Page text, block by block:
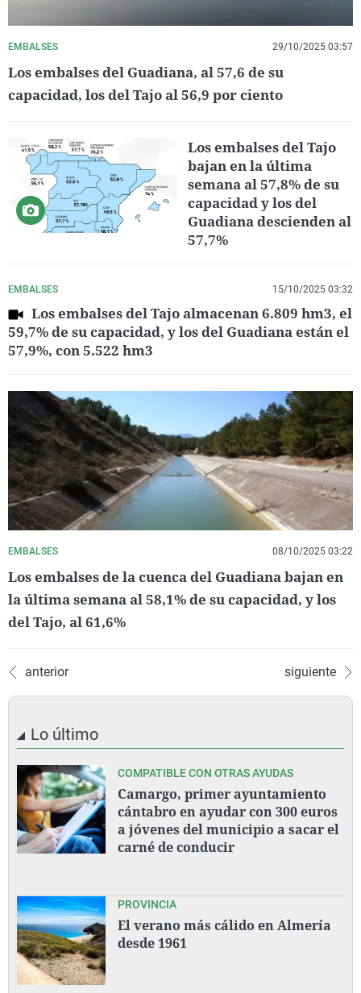
EMBALSES 29/10/2025 03:57
Los embalses del Guadiana, al 57,6 de su
capacidad, los del Tajo al 56,9 por ciento
Los embalses del Tajo
bajan en la última
semana al 57,8% de su
capacidad y los del
Guadiana descienden al
57,7%
EMBALSES 15/10/2025 03:32
Los embalses del Tajo almacenan 6.809 hm3, el
59,7% de su capacidad, y los del Guadiana están el
57,9%, con 5.522 hm3
EMBALSES 08/10/2025 03:22
Los embalses de la cuenca del Guadiana bajan en
la última semana al 58,1% de su capacidad, y los
del Tajo, al 61,6%
anterior siguiente
Lo último
COMPATIBLE CON OTRAS AYUDAS
Camargo, primer ayuntamiento
cántabro en ayudar con 300 euros
a jóvenes del municipio a sacar el
carné de conducir
PROVINCIA
El verano más cálido en Almería
desde 1961